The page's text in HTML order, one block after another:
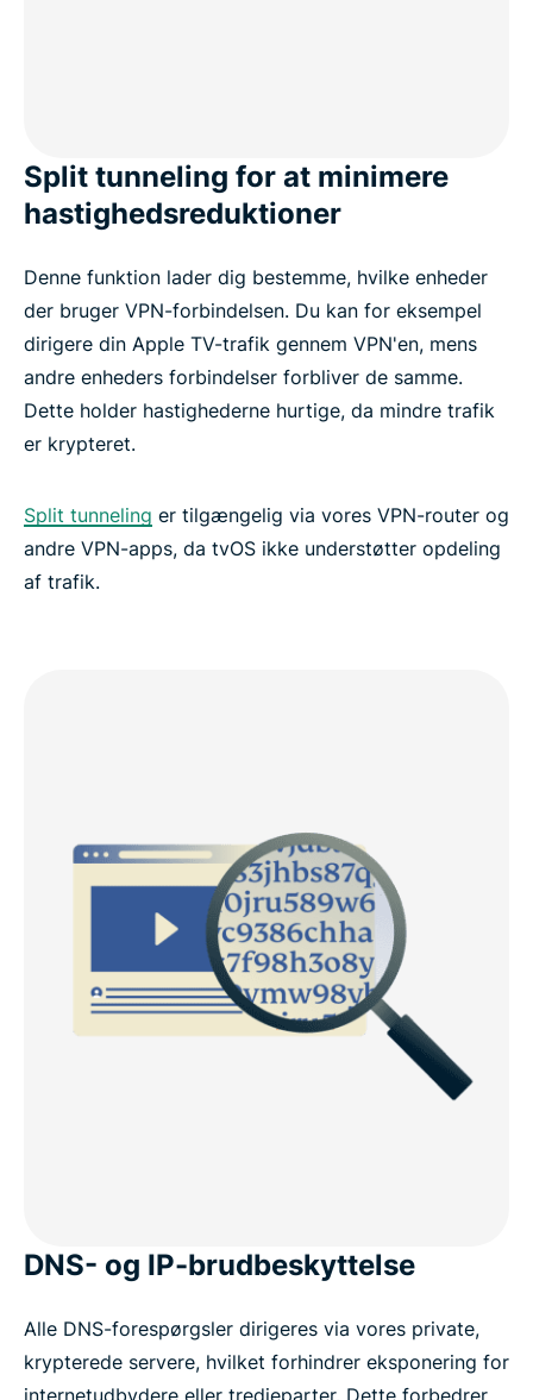
Split tunneling for at minimere
hastighedsreduktioner
Denne funktion lader dig bestemme, hvilke enheder
der bruger VPN-forbindelsen. Du kan for eksempel
dirigere din Apple TV-trafik gennem VPN'en, mens
andre enheders forbindelser forbliver de samme.
Dette holder hastighederne hurtige, da mindre trafik
er krypteret.
Split tunneling er tilgængelig via vores VPN-router og
andre VPN-apps, da tvOS ikke understøtter opdeling
af trafik.
DNS- og IP-brudbeskyttelse
Alle DNS-forespørgsler dirigeres via vores private,
krypterede servere, hvilket forhindrer eksponering for